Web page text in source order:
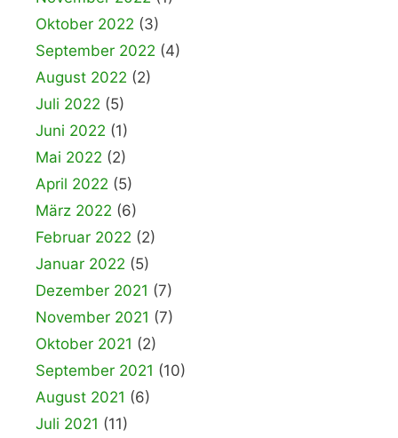
Oktober 2022 (3)
September 2022 (4)
August 2022 (2)
Juli 2022 (5)
Juni 2022 (1)
Mai 2022 (2)
April 2022 (5)
März 2022 (6)
Februar 2022 (2)
Januar 2022 (5)
Dezember 2021 (7)
November 2021 (7)
Oktober 2021 (2)
September 2021 (10)
August 2021 (6)
Juli 2021 (11)